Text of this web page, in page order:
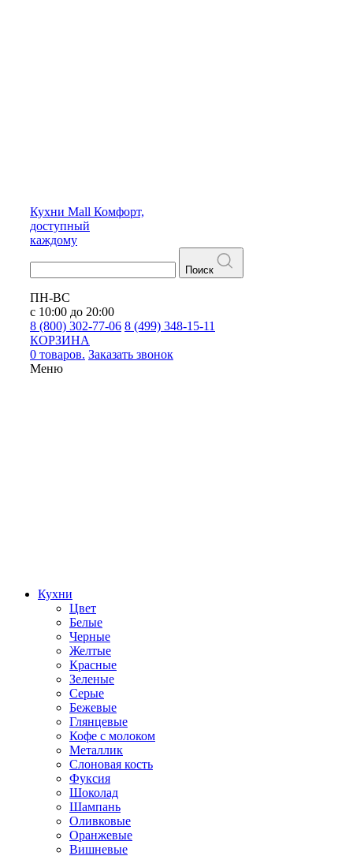
Кухни Mall Комфорт,
доступный
каждому
Поиск
ПН-ВС
с 10:00 до 20:00
8 (800) 302-77-06 8 (499) 348-15-11
КОРЗИНА
0 товаров. Заказать звонок
Меню
Кухни
Цвет
Белые
Черные
Желтые
Красные
Зеленые
Серые
Бежевые
Глянцевые
Кофе с молоком
Металлик
Слоновая кость
Фуксия
Шоколад
Шампань
Оливковые
Оранжевые
Вишневые